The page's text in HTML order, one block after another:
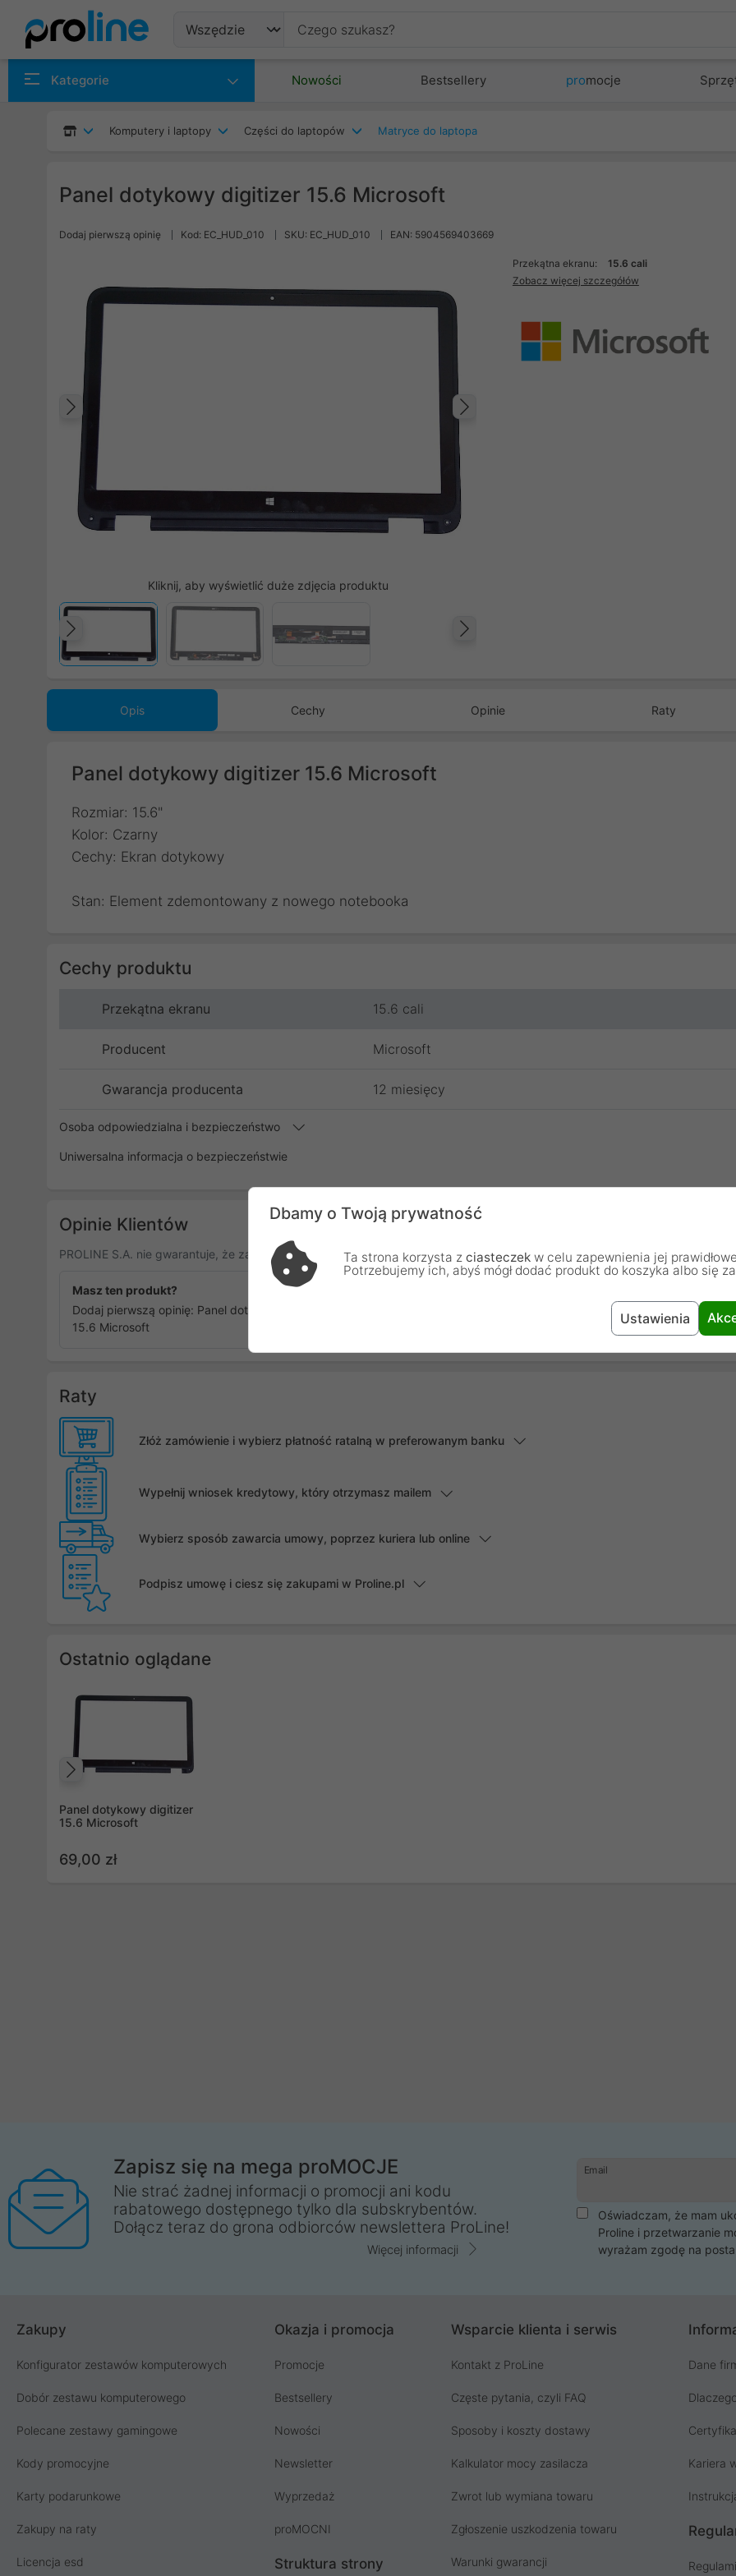
Kategorie Nowości Bestsellery promocje
Komputery i laptopy Części do laptopów Matryce do laptopa
Panel dotykowy digitizer 15.6 Microsoft
Dodaj pierwszą opinię Kod: EC_HUD_010 SKU: EC_HUD_010 EAN: 5904569403669
Poprzedni
Kliknij, aby wyświetlić duże zdjęcia produktu
Poprzedni
Przekątna ekranu:
15.6 cali
Zobacz więcej szczegółów
Opis Cechy Opinie Raty
Panel dotykowy digitizer 15.6 Microsoft
Rozmiar: 15.6"
Kolor: Czarny
Cechy: Ekran dotykowy
Stan: Element zdemontowany z nowego notebooka
Cechy produktu
Przekątna ekranu 15.6 cali
Producent Microsoft
Gwarancja producenta 12 miesięcy
Osoba odpowiedzialna i bezpieczeństwo
Uniwersalna informacja o bezpieczeństwie
Opinie Klientów
PROLINE S.A. nie gwarantuje, że zamieszczone opinie pochodzą od osób, które zakupiły lub używały dany produkt.
Masz ten produkt?
Dodaj pierwszą opinię: Panel dotykowy digitizer
15.6 Microsoft
Raty
Złóż zamówienie i wybierz płatność ratalną w preferowanym banku
Wypełnij wniosek kredytowy, który otrzymasz mailem
Wybierz sposób zawarcia umowy, poprzez kuriera lub online
Podpisz umowę i ciesz się zakupami w Proline.pl
Ostatnio oglądane
Panel dotykowy digitizer
15.6 Microsoft
69,00 zł
Zapisz się na mega proMOCJE
Nie strać żadnej informacji o promocji ani kodu
rabatowego dostępnego tylko dla subskrybentów.
Dołącz teraz do grona odbiorców newslettera ProLine!
Więcej informacji
Email
Oświadczam, że mam
Proline i przetwarzanie
wyrażam zgodę na
Zakupy
Konfigurator zestawów komputerowych
Dobór zestawu komputerowego
Polecane zestawy gamingowe
Kody promocyjne
Karty podarunkowe
Zakupy na raty
Licencja esd
Okazja i promocja
Promocje
Bestsellery
Nowości
Newsletter
Wyprzedaż
proMOCNI
Struktura strony
Wsparcie klienta i serwis
Kontakt z ProLine
Częste pytania, czyli FAQ
Sposoby i koszty dostawy
Kalkulator mocy zasilacza
Zwrot lub wymiana towaru
Zgłoszenie uszkodzenia towaru
Warunki gwarancji
Dane
Kariera
Dbamy o Twoją prywatność
Ta strona korzysta z ciasteczek w celu zapewnienia jej
Potrzebujemy ich, abyś mógł dodać produkt do koszyka albo się
Ustawienia